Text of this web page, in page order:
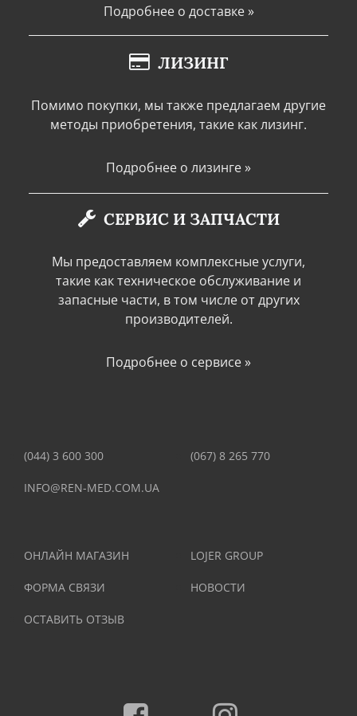
Подробнее о доставке »
ЛИЗИНГ
Помимо покупки, мы также предлагаем другие
методы приобретения, такие как лизинг.
Подробнее о лизинге »
СЕРВИС И ЗАПЧАСТИ
Мы предоставляем комплексные услуги,
такие как техническое обслуживание и
запасные части, в том числе от других
производителей.
Подробнее о сервисе »
(044) 3 600 300 (067) 8 265 770
INFO@REN-MED.COM.UA
ОНЛАЙН МАГАЗИН LOJER GROUP
ФОРМА СВЯЗИ НОВОСТИ
ОСТАВИТЬ ОТЗЫВ